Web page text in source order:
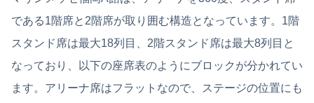
である1階席と2階席が取り囲む構造となっています。1階
スタンド席は最大18列目、2階スタンド席は最大8列目と
なっており、以下の座席表のようにブロックが分かれてい
ます。アリーナ席はフラットなので、ステージの位置にも